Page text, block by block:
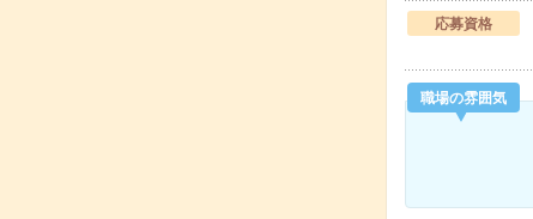
応募資格
職場の雰囲気